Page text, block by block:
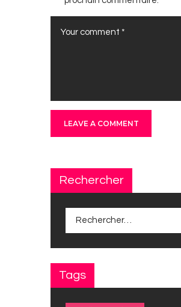
Rechercher
Tags